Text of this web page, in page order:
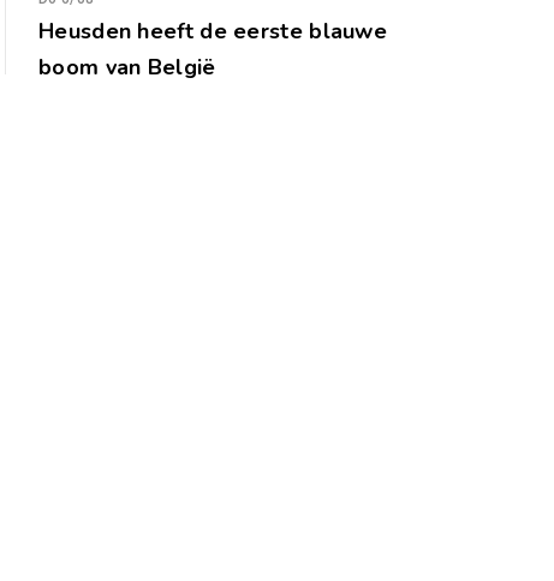
Heusden heeft de eerste blauwe
boom van België